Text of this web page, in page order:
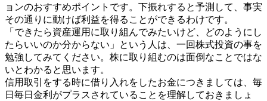
ョンのおすすめポイントです。下振れすると予測して、事実
その通りに動けば利益を得ることができるわけです。
「できたら資産運用に取り組んでみたいけど、どのようにし
たらいいのか分からない」という人は、一回株式投資の事を
勉強してみてください。株に取り組むのは面倒なことではな
いとわかると思います。
信用取引をする時に借り入れをしたお金につきましては、毎
日毎日金利がプラスされていることを理解しておきましょ